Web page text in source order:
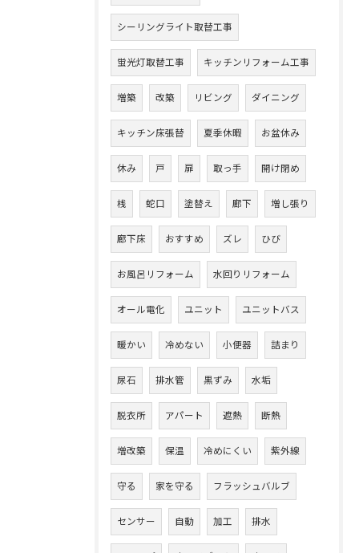
シーリングライト取替工事
蛍光灯取替工事 キッチンリフォーム工事
増築 改築 リビング ダイニング
キッチン床張替 夏季休暇 お盆休み
休み 戸 扉 取っ手 開け閉め
桟 蛇口 塗替え 廊下 増し張り
廊下床 おすすめ ズレ ひび
お風呂リフォーム 水回りリフォーム
オール電化 ユニット ユニットバス
暖かい 冷めない 小便器 詰まり
尿石 排水管 黒ずみ 水垢
脱衣所 アパート 遮熱 断熱
増改築 保温 冷めにくい 紫外線
守る 家を守る フラッシュバルブ
センサー 自動 加工 排水